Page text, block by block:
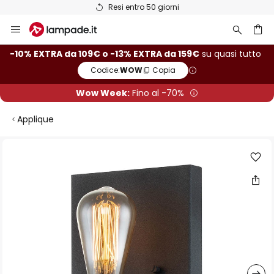
Resi entro 50 giorni
Salta
al
contenuto
-10% EXTRA da 109€ o -13% EXTRA da 159€ su quasi tutto
Codice:WOW Copia
Wow Week: Fino al -70%
Applique